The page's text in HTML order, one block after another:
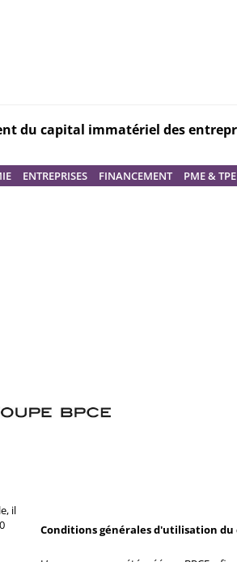
du capital immatériel des
ENTREPRISES FINANCEMENT PME & TPE
il
Conditions générales d'utilisation du